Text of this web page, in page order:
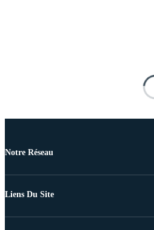
Notre Réseau
Liens Du Site